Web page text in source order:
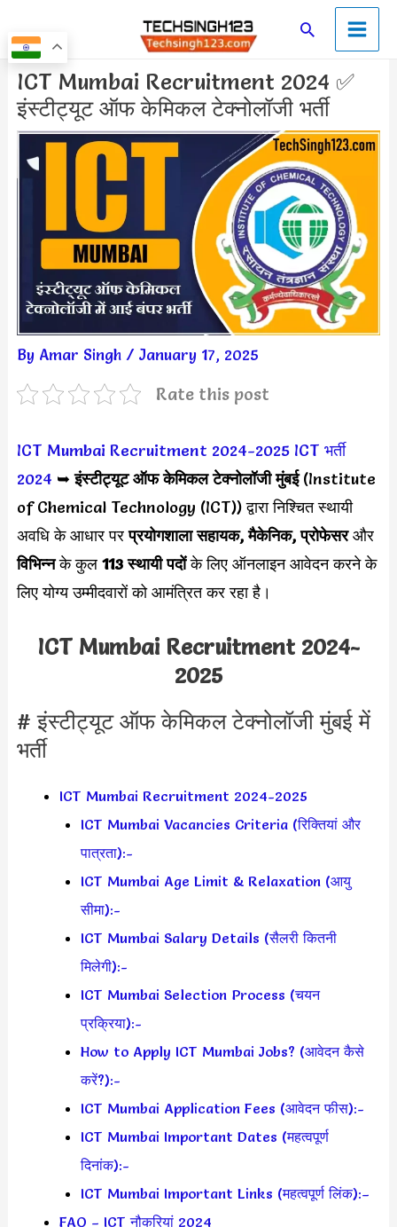
to
content
SearchMain
Menu
ICT Mumbai Recruitment 2024 ✅
इंस्टीट्यूट ऑफ केमिकल टेक्नोलॉजी भर्ती
By Amar Singh / January 17, 2025
Rate this post
ICT Mumbai Recruitment 2024-2025 ICT भर्ती
2024 ➥इंस्टीट्यूट ऑफ केमिकल टेक्नोलॉजी मुंबई(Institute
of Chemical Technology (ICT)) द्वारा निश्चित स्थायी
अवधि के आधार परप्रयोगशाला सहायक, मैकेनिक, प्रोफेसरऔर
विभिन्नके कुल 113 स्थायी पदोंके लिए ऑनलाइन आवेदन करने के
लिए योग्य उम्मीदवारों को आमंत्रित कर रहा है।
ICT Mumbai Recruitment 2024-
2025
# इंस्टीट्यूट ऑफ केमिकल टेक्नोलॉजी मुंबई में
भर्ती
ICT Mumbai Recruitment 2024-2025
ICT Mumbai Vacancies Criteria (रिक्तियां और
पात्रता):-
ICT Mumbai Age Limit & Relaxation (आयु
सीमा):-
ICT Mumbai Salary Details (सैलरी कितनी
मिलेगी):-
ICT Mumbai Selection Process (चयन
प्रक्रिया):-
How to Apply ICT Mumbai Jobs? (आवेदन कैसे
करें?):-
ICT Mumbai Application Fees (आवेदन फीस):-
ICT Mumbai Important Dates (महत्वपूर्ण
दिनांक):-
ICT Mumbai Important Links (महत्वपूर्ण लिंक):–
FAQ – ICT नौकरियां 2024
Post
navigation